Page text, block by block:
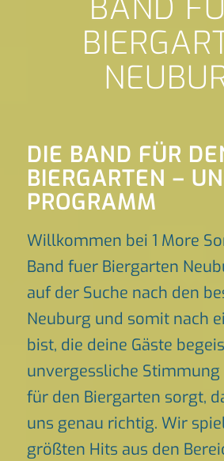
DIE BAND FÜR
BIERGARTEN –
PROGRAMM
Willkommen bei 1 More
Band fuer Biergarten
auf der Suche nach den
Neuburg und somit nach
bist, die deine Gäste
unvergessliche
für den Biergarten sorgt,
uns genau richtig. Wir
größten Hits aus den